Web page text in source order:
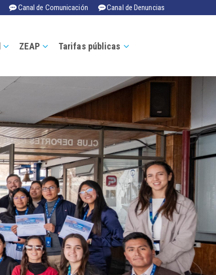
Canal de Comunicación Canal de Denuncias
ZEAP Tarifas públicas